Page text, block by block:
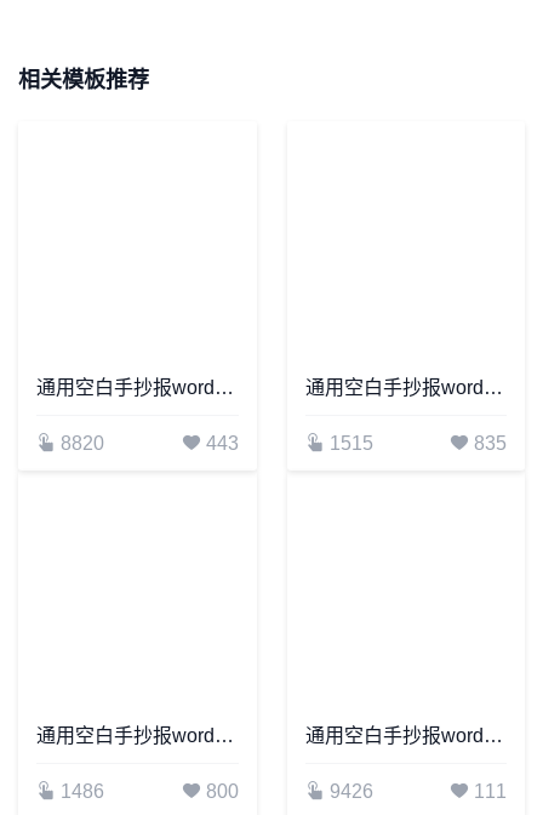
相关模板推荐
通用空白手抄报word模板(28)
8820 443
通用空白手抄报word模板(12)
1515 835
通用空白手抄报word模板(3)
1486 800
通用空白手抄报word模板(14)
9426 111